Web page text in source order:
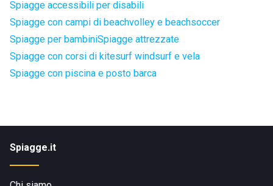
Spiagge accessibili per disabili
Spiagge con campi di beachvolley e beachsoccer
Spiagge per bambiniSpiagge attrezzate
Spiagge con corsi di kitesurf windsurf e vela
Spiagge con piscina e posto barca
Spiagge.it